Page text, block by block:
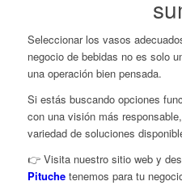
Seleccionar los vasos
negocio de bebidas no es solo
una operación bien pensada.
Si estás buscando opciones
con una visión más
variedad de soluciones
👉 Visita nuestro sitio web y
Pituchetenemos para tu